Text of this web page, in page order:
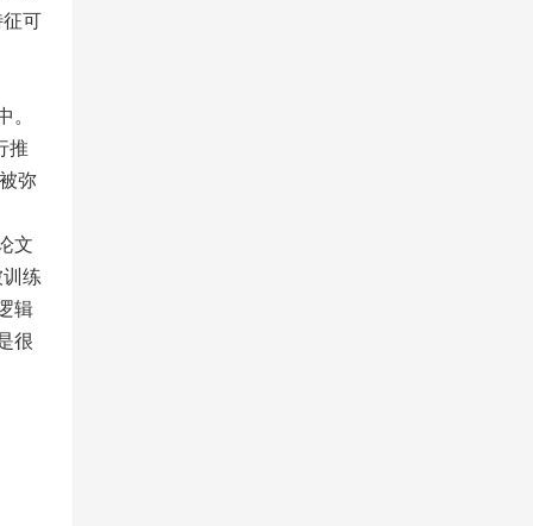
可
。
推
弥
文
练
辑
很